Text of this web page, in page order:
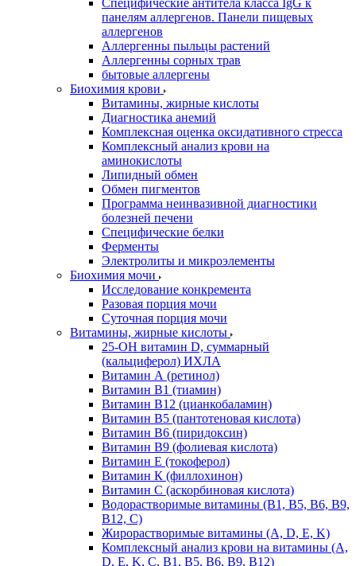
Специфические антитела класса IgG к
панелям аллергенов. Панели пищевых
аллергенов
Аллергенны пыльцы растений
Аллергенны сорных трав
бытовые аллергены
Биохимия крови
Витамины, жирные кислоты
Диагностика анемий
Комплексная оценка оксидативного стресса
Комплексный анализ крови на
аминокислоты
Липидный обмен
Обмен пигментов
Программа неинвазивной диагностики
болезней печени
Специфические белки
Ферменты
Электролиты и микроэлементы
Биохимия мочи
Исследование конкремента
Разовая порция мочи
Суточная порция мочи
Витамины, жирные кислоты
25-OH витамин D, суммарный
(кальциферол) ИХЛА
Витамин А (ретинол)
Витамин В1 (тиамин)
Витамин В12 (цианкобаламин)
Витамин В5 (пантотеновая кислота)
Витамин В6 (пиридоксин)
Витамин В9 (фолиевая кислота)
Витамин Е (токоферол)
Витамин К (филлохинон)
Витамин С (аскорбиновая кислота)
Водорастворимые витамины (B1, B5, B6, В9,
В12, С)
Жирорастворимые витамины (A, D, E, K)
Комплексный анализ крови на витамины (A,
D, E, K, C, B1, B5, B6, В9, B12)